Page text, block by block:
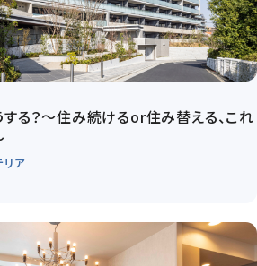
る？～住み続けるor住み替える、これ
リア